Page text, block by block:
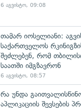
6 აგვისტო, 09:08
თამარ იოსელიანი:
საქართველოს
შეძლებენ, რომ
საათში იმგზავრონ
6 აგვისტო, 08:57
რა უნდა
აპლიკაციის შევსების